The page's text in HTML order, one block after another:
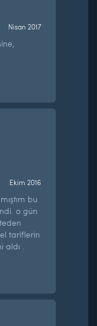
Nisan 2017
Ekim 2016
bu
o gün
tariflerin
.